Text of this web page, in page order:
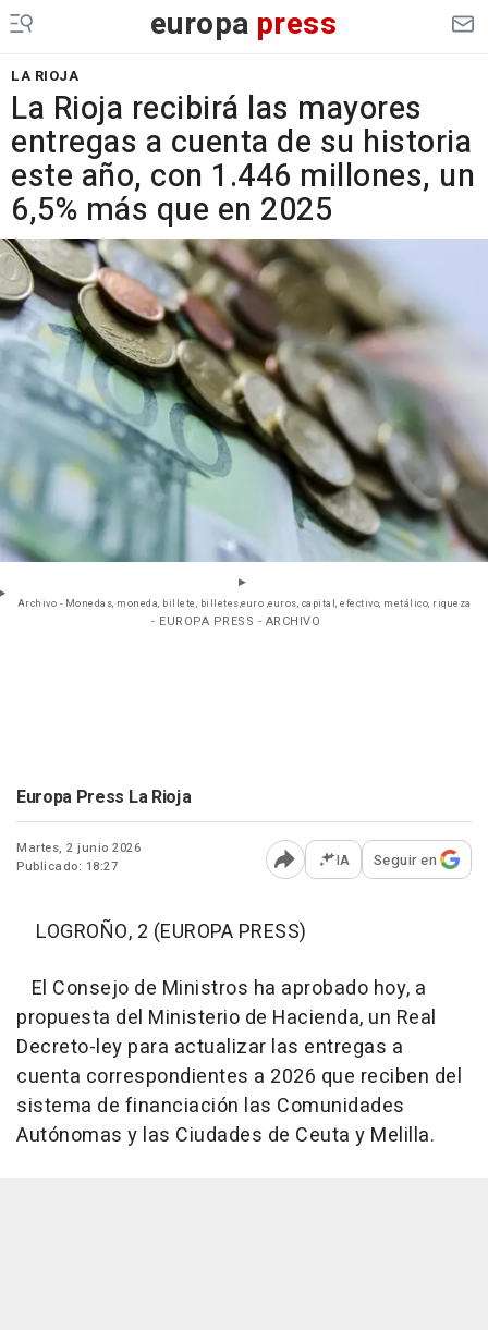
europa press
LA RIOJA
La Rioja recibirá las mayores
entregas a cuenta de su historia
este año, con 1.446 millones, un
6,5% más que en 2025
Archivo - Monedas, moneda, billete, billetes,euro ,euros, capital, efectivo, metálico, riqueza
- EUROPA PRESS - ARCHIVO
Europa Press La Rioja
Martes, 2 junio 2026
Publicado: 18:27
Abrir opciones para
IA Seguir en
LOGROÑO, 2 (EUROPA PRESS)
El Consejo de Ministros ha aprobado hoy, a
propuesta del Ministerio de Hacienda, un Real
Decreto-ley para actualizar las entregas a
cuenta correspondientes a 2026 que reciben del
sistema de financiación las Comunidades
Autónomas y las Ciudades de Ceuta y Melilla.